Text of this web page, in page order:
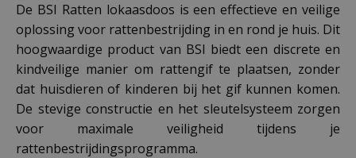
De BSI Ratten lokaasdoos is een effectieve en veilige
oplossing voor rattenbestrijding in en rond je huis. Dit
hoogwaardige product van BSI biedt een discrete en
kindveilige manier om rattengif te plaatsen, zonder
dat huisdieren of kinderen bij het gif kunnen komen.
De stevige constructie en het sleutelsysteem zorgen
voor maximale veiligheid tijdens je
rattenbestrijdingsprogramma.